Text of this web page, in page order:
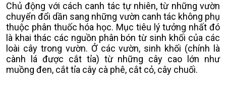
Chủ động với cách canh tác tự nhiên, từ những vườn
chuyển đổi dần sang những vườn canh tác không phụ
thuộc phân thuốc hóa học. Mục tiêu lý tưởng nhất đó
là khai thác các nguồn phân bón từ sinh khối của các
loài cây trong vườn. Ở các vườn, sinh khối (chính là
cành lá được cắt tỉa) từ những cây cao lớn như
muồng đen, cắt tỉa cây cà phê, cắt cỏ, cây chuối.